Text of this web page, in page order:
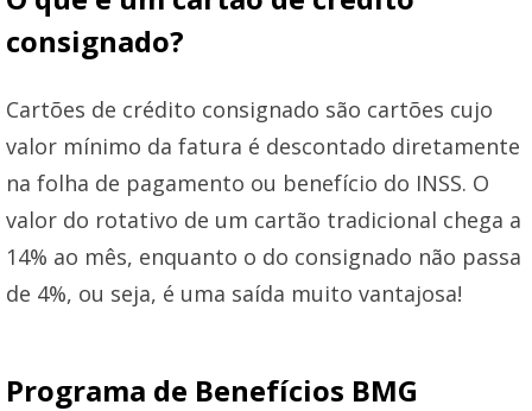
consignado?
Cartões de crédito consignado são cartões cujo
valor mínimo da fatura é descontado diretamente
na folha de pagamento ou benefício do INSS. O
valor do rotativo de um cartão tradicional chega a
14% ao mês, enquanto o do consignado não passa
de 4%, ou seja, é uma saída muito vantajosa!
Programa de Benefícios BMG